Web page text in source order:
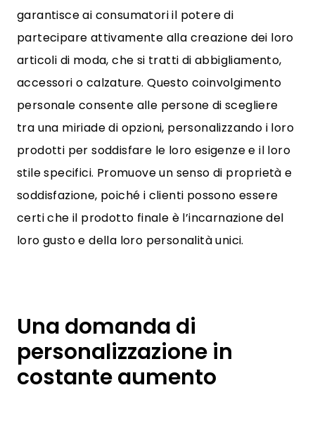
garantisce ai consumatori il potere di
partecipare attivamente alla creazione dei loro
articoli di moda, che si tratti di abbigliamento,
accessori o calzature. Questo coinvolgimento
personale consente alle persone di scegliere
tra una miriade di opzioni, personalizzando i loro
prodotti per soddisfare le loro esigenze e il loro
stile specifici. Promuove un senso di proprietà e
soddisfazione, poiché i clienti possono essere
certi che il prodotto finale è l’incarnazione del
loro gusto e della loro personalità unici.
Una domanda di
personalizzazione in
costante aumento